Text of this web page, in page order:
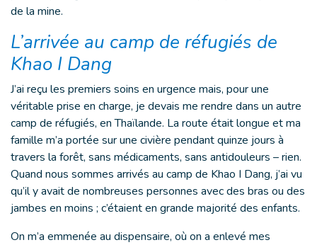
de la mine.
L’arrivée au camp de réfugiés de
Khao I Dang
J’ai reçu les premiers soins en urgence mais, pour une
véritable prise en charge, je devais me rendre dans un autre
camp de réfugiés, en Thaïlande. La route était longue et ma
famille m’a portée sur une civière pendant quinze jours à
travers la forêt, sans médicaments, sans antidouleurs – rien.
Quand nous sommes arrivés au camp de Khao I Dang, j’ai vu
qu’il y avait de nombreuses personnes avec des bras ou des
jambes en moins ; c’étaient en grande majorité des enfants.
On m’a emmenée au dispensaire, où on a enlevé mes